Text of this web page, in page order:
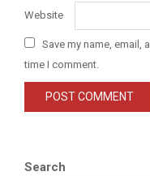
Website
Save my name, email,
time I comment.
Search